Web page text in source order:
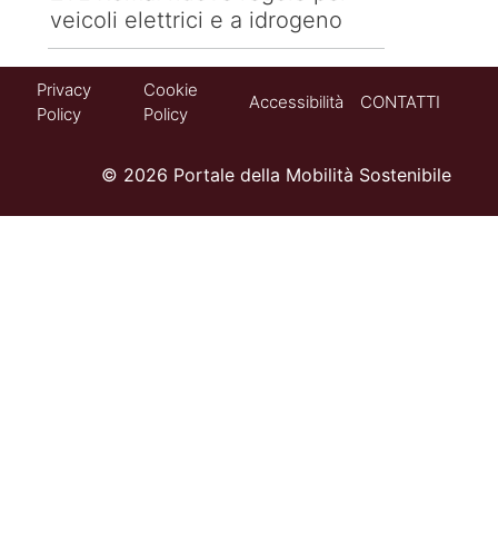
veicoli elettrici e a idrogeno
Privacy
Policy
Cookie
Policy
Accessibilità CONTATTI
© 2026 Portale della Mobilità Sostenibile